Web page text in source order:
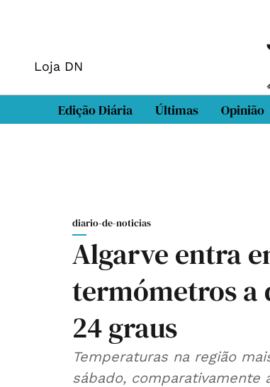
Loja DN
Edição Diária Últimas Opinião
diario-de-noticias
Algarve entra
termómetros a
24 graus
Temperaturas na região
sábado, comparativamente